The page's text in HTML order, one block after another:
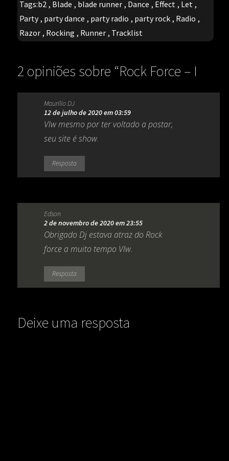
Tags:b2 , Blade , blade runner , Dance , Effect , Let ,
Party , party dance , party radio , party rock , Radio ,
Razor , Rocking , Runner , Tracklist
2 opiniões sobre “Rock Force – I
Wanna Be With You (Melô do
sofredor)”
Maurilio DJ
12 de julho de 2020 em 03:59
Vlw mesmo por ter voltado a postar,
seu site é show.
Resposta
Edson
2 de novembro de 2020 em 23:55
Obrigado Dj estava atraz do Rock
force a muito tempo Vlw.
Resposta
Deixe uma resposta